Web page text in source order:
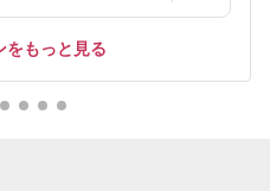
をもっと見る